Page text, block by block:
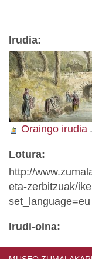
Irudia:
Oraingo irudia
Lotura:
http://
eta-zerbitzuak/
set_language=eu
Irudi-oina: